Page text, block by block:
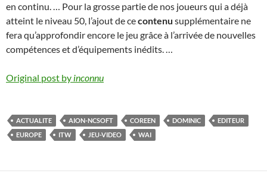
en continu. … Pour la grosse partie de nos joueurs qui a déjà
atteint le niveau 50, l’ajout de cecontenu supplémentaire ne
fera qu’approfondir encore le jeu grâce à l’arrivée de nouvelles
compétences et d’équipements inédits. …
Original post by inconnu
ACTUALITE AION-NCSOFT COREEN DOMINIC
EDITEUR
EUROPE
ITW JEU-VIDEO WAI